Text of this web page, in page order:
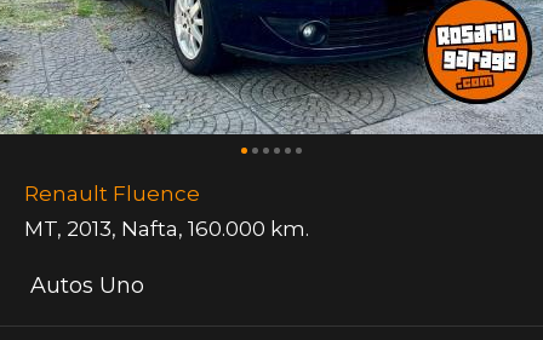
Renault Fluence
MT, 2013, Nafta, 160.000 km.
Autos Uno